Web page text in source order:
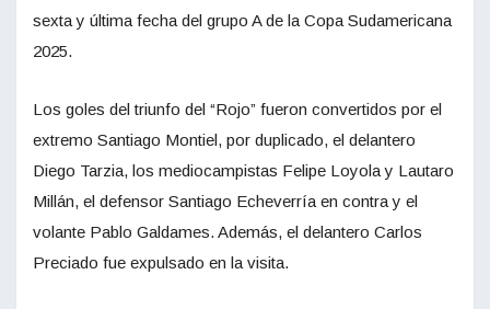
sexta y última fecha del grupo A de la Copa Sudamericana
2025.
Los goles del triunfo del “Rojo” fueron convertidos por el
extremo Santiago Montiel, por duplicado, el delantero
Diego Tarzia, los mediocampistas Felipe Loyola y Lautaro
Millán, el defensor Santiago Echeverría en contra y el
volante Pablo Galdames. Además, el delantero Carlos
Preciado fue expulsado en la visita.